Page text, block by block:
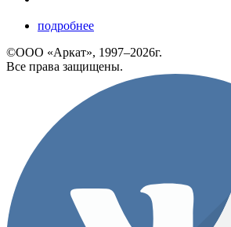
подробнее
©ООО «Аркат», 1997–2026г.
Все права защищены.